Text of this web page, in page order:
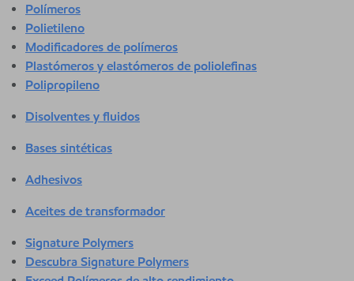
Polímeros
Polietileno
Modificadores de polímeros
Plastómeros y elastómeros de poliolefinas
Polipropileno
Disolventes y fluidos
Bases sintéticas
Adhesivos
Aceites de transformador
Signature Polymers
Descubra Signature Polymers